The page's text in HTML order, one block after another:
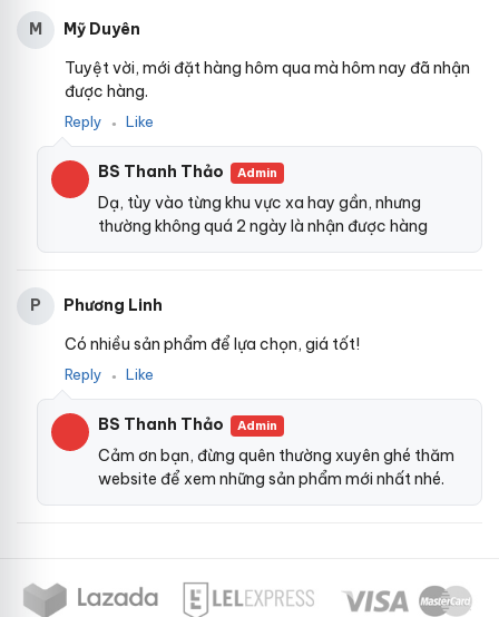
M
Mỹ Duyên
Tuyệt vời, mới đặt hàng hôm qua mà hôm nay đã nhận
được hàng.
Reply ● Like
BS Thanh Thảo Admin
Dạ, tùy vào từng khu vực xa hay gần, nhưng
thường không quá 2 ngày là nhận được hàng
P
Phương Linh
Có nhiều sản phẩm để lựa chọn, giá tốt!
Reply ● Like
BS Thanh Thảo Admin
Cảm ơn bạn, đừng quên thường xuyên ghé thăm
website để xem những sản phẩm mới nhất nhé.